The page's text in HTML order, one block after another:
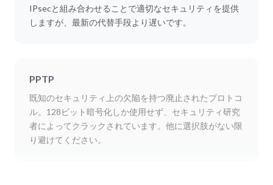
IPsecと組み合わせることで適切なセキュリティを提供
しますが、最新の代替手段より遅いです。
PPTP
既知のセキュリティ上の欠陥を持つ廃止されたプロトコ
ル。128ビット暗号化しか使用せず、セキュリティ研究
者によってクラックされています。他に選択肢がない限
り避けてください。